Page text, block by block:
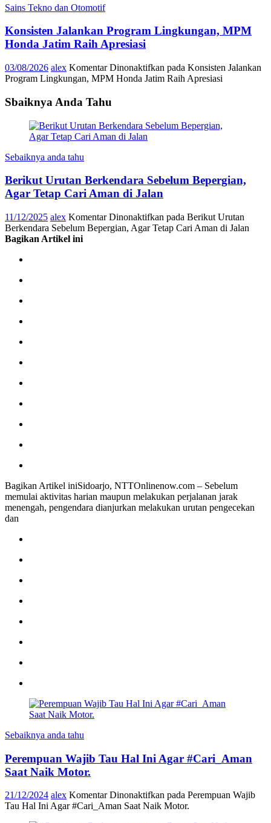
Sains Tekno dan Otomotif
Konsisten Jalankan Program Lingkungan, MPM
Honda Jatim Raih Apresiasi
03/08/2026 alex Komentar Dinonaktifkan pada Konsisten Jalankan
Program Lingkungan, MPM Honda Jatim Raih Apresiasi
Sbaiknya Anda Tahu
Sebaiknya anda tahu
Berikut Urutan Berkendara Sebelum Bepergian,
Agar Tetap Cari Aman di Jalan
11/12/2025 alex Komentar Dinonaktifkan pada Berikut Urutan
Berkendara Sebelum Bepergian, Agar Tetap Cari Aman di Jalan
Bagikan Artikel ini
Bagikan Artikel iniSidoarjo, NTTOnlinenow.com – Sebelum
memulai aktivitas harian maupun melakukan perjalanan jarak
menengah, pengendara dianjurkan melakukan urutan pengecekan
dan
Sebaiknya anda tahu
Perempuan Wajib Tau Hal Ini Agar #Cari_Aman
Saat Naik Motor.
21/12/2024 alex Komentar Dinonaktifkan pada Perempuan Wajib
Tau Hal Ini Agar #Cari_Aman Saat Naik Motor.